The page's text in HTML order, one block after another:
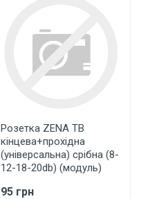
Розетка ZENA ТВ
кінцева+прохідна
(універсальна) срібна (8-
12-18-20db) (модуль)
95 грн